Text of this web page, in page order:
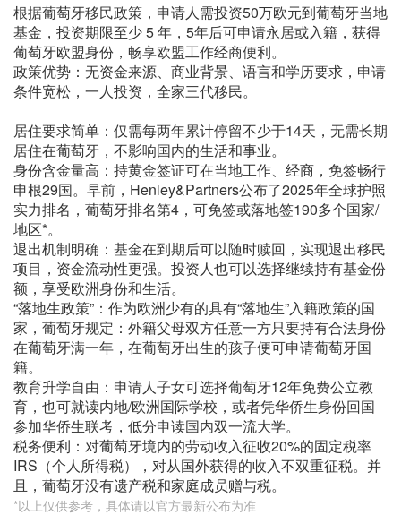
根据葡萄牙移民政策，申请人需投资50万欧元到葡萄牙当地
基金，投资期限至少 5 年，5年后可申请永居或入籍，获得
葡萄牙欧盟身份，畅享欧盟工作经商便利。
政策优势：无资金来源、商业背景、语言和学历要求，申请
条件宽松，一人投资，全家三代移民。
居住要求简单：仅需每两年累计停留不少于14天，无需长期
居住在葡萄牙，不影响国内的生活和事业。
身份含金量高：持黄金签证可在当地工作、经商，免签畅行
申根29国。早前，Henley&Partners公布了2025年全球护照
实力排名，葡萄牙排名第4，可免签或落地签190多个国家/
地区*。
退出机制明确：基金在到期后可以随时赎回，实现退出移民
项目，资金流动性更强。投资人也可以选择继续持有基金份
额，享受欧洲身份和生活。
“落地生政策”：作为欧洲少有的具有“落地生”入籍政策的国
家，葡萄牙规定：外籍父母双方任意一方只要持有合法身份
在葡萄牙满一年，在葡萄牙出生的孩子便可申请葡萄牙国
籍。
教育升学自由：申请人子女可选择葡萄牙12年免费公立教
育，也可就读内地/欧洲国际学校，或者凭华侨生身份回国
参加华侨生联考，低分申读国内双一流大学。
税务便利：对葡萄牙境内的劳动收入征收20%的固定税率
IRS（个人所得税），对从国外获得的收入不双重征税。并
且，葡萄牙没有遗产税和家庭成员赠与税。
*以上仅供参考，具体请以官方最新公布为准